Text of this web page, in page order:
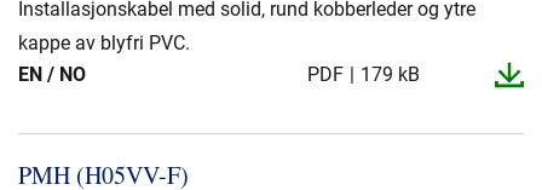
Om oss
Installasjonskabel med solid, rund kobberleder og ytre
kappe av blyfri PVC.
EN / NO
PDF 179 kB
PMH (H05VV-​F)